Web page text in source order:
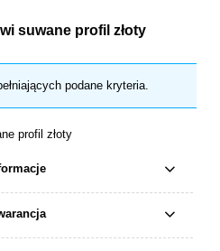
suwane profil złoty
podane kryteria.
profil złoty